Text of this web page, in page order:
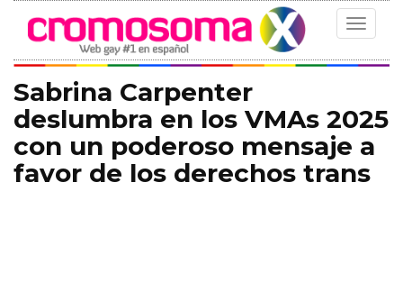
Toggle
Sabrina Carpenter
deslumbra en los VMAs 2025
con un poderoso mensaje a
favor de los derechos trans